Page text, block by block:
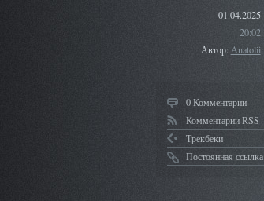
01.04.2025
20:02
Автор:Anatolii
0 Комментарии
Комментарии RSS
Трекбеки
Постоянная ссылка